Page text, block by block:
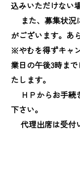
込みいただけない
また、募集状況
がございます。あ
※やむを得ずキャ
業日の午後3時ま
たします。
ＨＰからお手続
下さい。
代理出席は受付